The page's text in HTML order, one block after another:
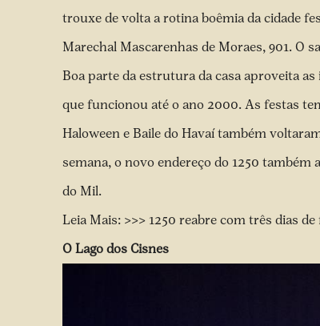
trouxe de volta a rotina boêmia da cidade
Marechal Mascarenhas de Moraes, 901. O
Boa parte da estrutura da casa aproveita
que funcionou até o ano 2000. As festas
Haloween e Baile do Havaí também
semana, o novo endereço do 1250 também
do Mil.
Leia Mais: >>> 1250 reabre com três dias de
O Lago dos Cisnes